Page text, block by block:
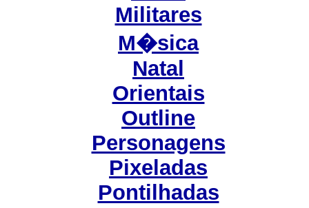
Militares
M�sica
Natal
Orientais
Outline
Personagens
Pixeladas
Pontilhadas